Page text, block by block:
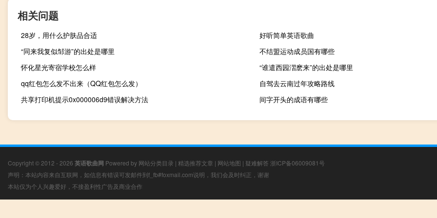
相关问题
28岁，用什么护肤品合适
好听简单英语歌曲
“同来我复似邹游”的出处是哪里
不结盟运动成员国有哪些
怀化星光寄宿学校怎么样
“谁遣西园漝麽来”的出处是哪里
qq红包怎么发不出来（QQ红包怎么发）
自驾去云南过年攻略路线
共享打印机提示0x000006d9错误解决方法
间字开头的成语有哪些
Copyright © 2012 - 2026 英语歌曲网 Powered by 网站分类目录 | 精选推荐文章 | 网站地图 | 疑难解答 浙ICP备06009081号
声明：本站内容来自互联网，如信息有错误可发邮件到f_fb#foxmail.com说明，我们会及时纠正，谢谢
本站仅为个人兴趣爱好，不接盈利性广告及商业合作